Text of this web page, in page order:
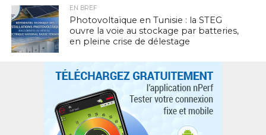
EN BREF
Photovoltaïque en Tunisie : la STEG
ouvre la voie au stockage par batteries,
en pleine crise de délestage